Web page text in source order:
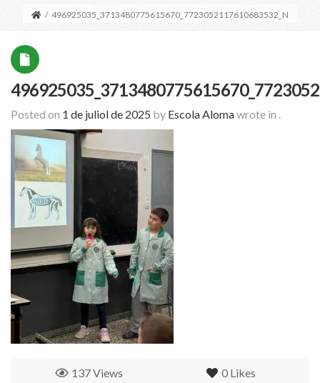
/ 496925035_3713480775615670_7723052117610683532_N
Posted on 1 de juliol de 2025 by Escola Alomawrote in .
0 Likes
137 Views